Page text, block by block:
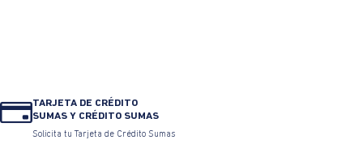
TARJETA DE CRÉDITO
SUMAS Y CRÉDITO SUMAS
Solicita tu Tarjeta de Crédito Sumas